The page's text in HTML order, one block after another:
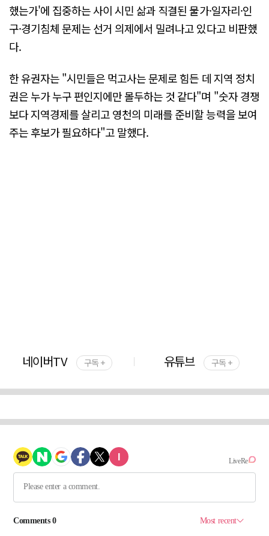
했는가'에 집중하는 사이 시민 삶과 직결된 물가·일자리·인
구·경기침체 문제는 선거 의제에서 밀려나고 있다고 비판했
다.
한 유권자는 "시민들은 먹고사는 문제로 힘든 데 지역 정치
권은 누가 누구 편인지에만 몰두하는 것 같다"며 "숫자 경쟁
보다 지역경제를 살리고 영천의 미래를 준비할 능력을 보여
주는 후보가 필요하다"고 말했다.
네이버TV 구독 + 유튜브 구독 +